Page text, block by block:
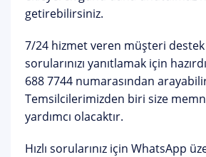
getirebilirsiniz.
7/24 hizmet veren müşteri
sorularınızı yanıtlamak için
688 7744 numarasından
Temsilcilerimizden biri size
yardımcı olacaktır.
Hızlı sorularınız için WhatsApp